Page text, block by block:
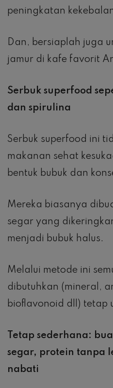
peningkatan
Dan, bersiaplah juga
jamur di kafe favorit
Serbuk superfood
dan spirulina
Serbuk superfood ini
makanan sehat
bentuk bubuk dan
Mereka biasanya
segar yang
menjadi bubuk halus.
Melalui metode ini
dibutuhkan (mineral,
bioflavonoid dll) tetap
Tetap sederhana:
segar, protein tanpa
nabati